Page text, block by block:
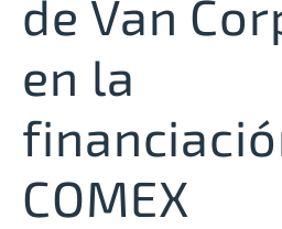
de Van
en la
COMEX